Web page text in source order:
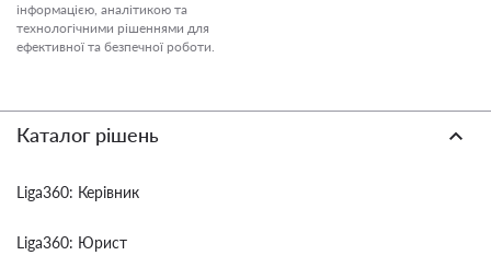
інформацією, аналітикою та
технологічними рішеннями для
ефективної та безпечної роботи.
Каталог рішень
Liga360: Керівник
Liga360: Юрист